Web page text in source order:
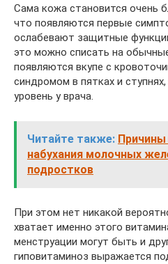
Сама кожа становится очень
что появляются первые
ослабевают защитные
это можно списать на
появляются вкупе с
синдромом в пятках и
уровень у врача.
Читайте также:
набухания молочных
подростков
При этом нет никакой
хватает именно этого
менструации могут быть и
гиповитаминоз выражается